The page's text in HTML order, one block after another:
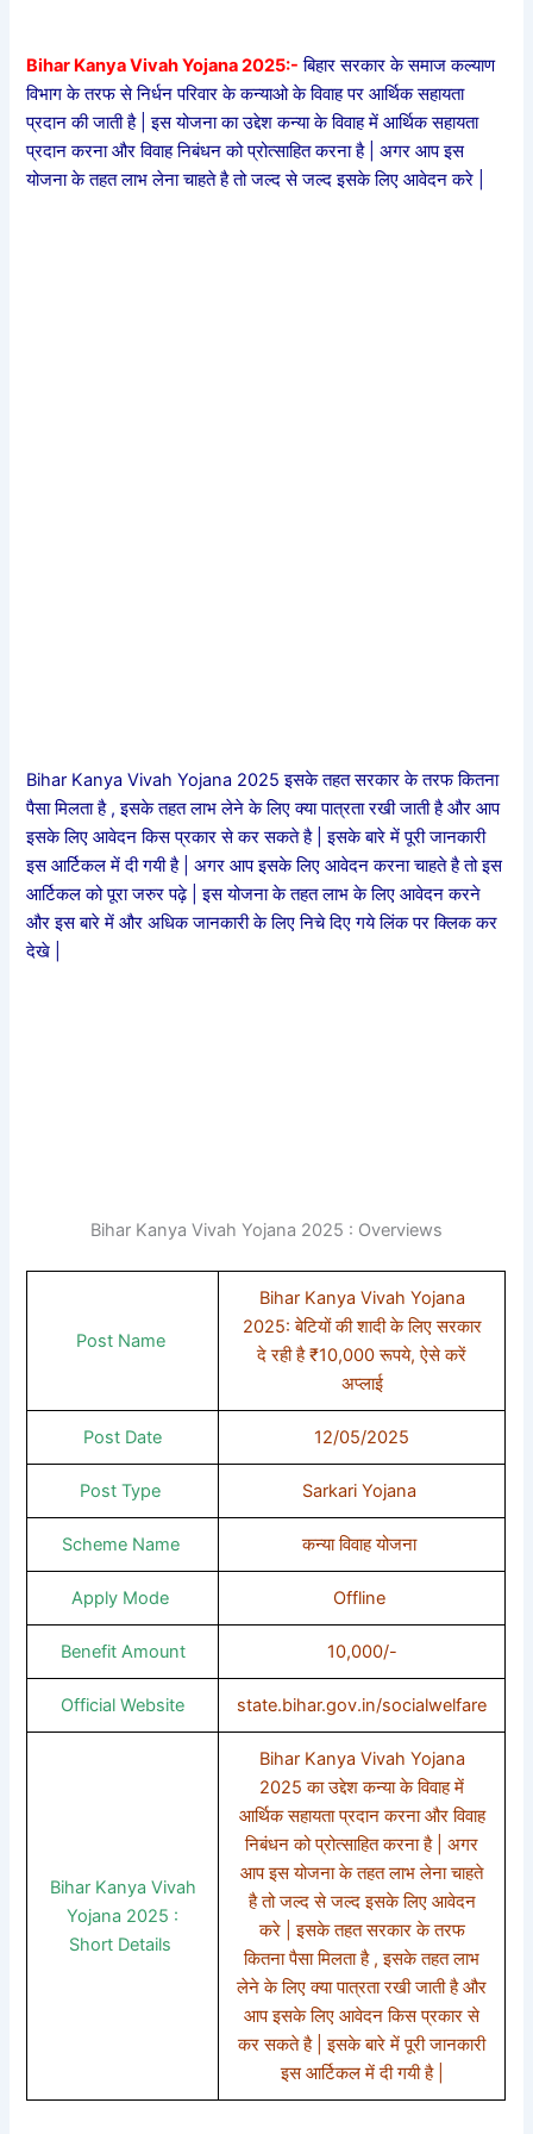
Bihar Kanya Vivah Yojana 2025:- बिहार सरकार के समाज कल्याण
विभाग के तरफ से निर्धन परिवार के कन्याओ के विवाह पर आर्थिक सहायता
प्रदान की जाती है | इस योजना का उद्देश कन्या के विवाह में आर्थिक सहायता
प्रदान करना और विवाह निबंधन को प्रोत्साहित करना है | अगर आप इस
योजना के तहत लाभ लेना चाहते है तो जल्द से जल्द इसके लिए आवेदन करे |
Bihar Kanya Vivah Yojana 2025 इसके तहत सरकार के तरफ कितना
पैसा मिलता है , इसके तहत लाभ लेने के लिए क्या पात्रता रखी जाती है और आप
इसके लिए आवेदन किस प्रकार से कर सकते है | इसके बारे में पूरी जानकारी
इस आर्टिकल में दी गयी है | अगर आप इसके लिए आवेदन करना चाहते है तो इस
आर्टिकल को पूरा जरुर पढ़े | इस योजना के तहत लाभ के लिए आवेदन करने
और इस बारे में और अधिक जानकारी के लिए निचे दिए गये लिंक पर क्लिक कर
देखे |
Bihar Kanya Vivah Yojana 2025 : Overviews
Post Name
Bihar Kanya Vivah Yojana
2025: बेटियों की शादी के लिए सरकार
दे रही है ₹10,000 रूपये, ऐसे करें
अप्लाई
Post Date 12/05/2025
Post Type Sarkari Yojana
Scheme Name कन्या विवाह योजना
Apply Mode Offline
Benefit Amount 10,000/-
Official Website state.bihar.gov.in/socialwelfare
Bihar Kanya Vivah
Yojana 2025 :
Short Details
Bihar Kanya Vivah Yojana
2025 का उद्देश कन्या के विवाह में
आर्थिक सहायता प्रदान करना और विवाह
निबंधन को प्रोत्साहित करना है | अगर
आप इस योजना के तहत लाभ लेना चाहते
है तो जल्द से जल्द इसके लिए आवेदन
करे | इसके तहत सरकार के तरफ
कितना पैसा मिलता है , इसके तहत लाभ
लेने के लिए क्या पात्रता रखी जाती है और
आप इसके लिए आवेदन किस प्रकार से
कर सकते है | इसके बारे में पूरी जानकारी
इस आर्टिकल में दी गयी है |